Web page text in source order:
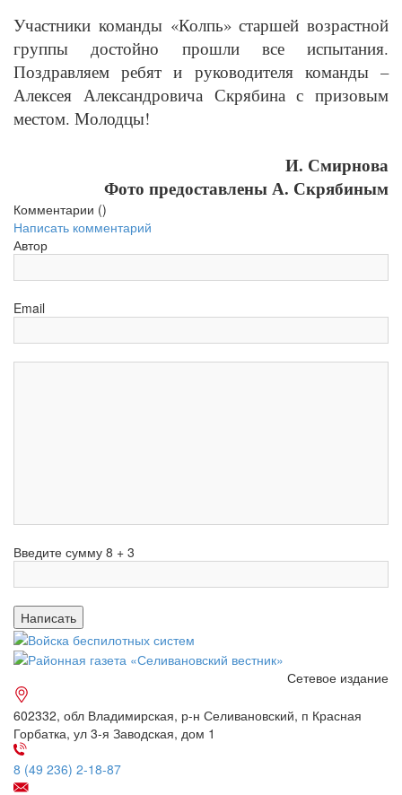
Участники команды «Колпь» старшей возрастной
группы достойно прошли все испытания.
Поздравляем ребят и руководителя команды –
Алексея Александровича Скрябина с призовым
местом. Молодцы!
И. Смирнова
Фото предоставлены А. Скрябиным
Комментарии ()
Написать комментарий
Автор
Email
Введите сумму 8 + 3
Сетевое издание
602332, обл Владимирская, р-н Селивановский, п Красная
Горбатка, ул 3-я Заводская, дом 1
8 (49 236) 2-18-87